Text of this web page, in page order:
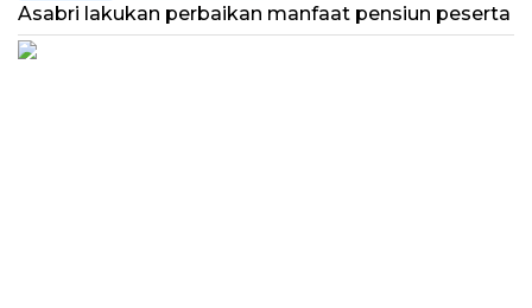
Asabri lakukan perbaikan manfaat pensiun peserta